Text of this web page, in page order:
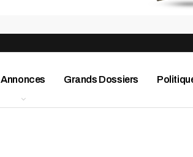
Annonces Grands Dossiers